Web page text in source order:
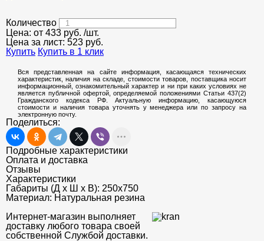
Количество
Цена: от 433 руб. /шт.
Цена за лист: 523 руб.
Купить Купить в 1 клик
Вся представленная на сайте информация, касающаяся технических
характеристик, наличия на складе, стоимости товаров, поставщика носит
информационный, ознакомительный характер и ни при каких условиях не
является публичной офертой, определяемой положениями Статьи 437(2)
Гражданского кодекса РФ. Актуальную информацию, касающуюся
стоимости и наличия товара уточнять у менеджера или по запросу на
электронную почту.
Поделиться:
Подробные характеристики
Оплата и доставка
Отзывы
Характеристики
Габариты (Д х Ш х В): 250х750
Материал: Натуральная резина
Интернет-магазин выполняет
доставку любого товара своей
собственной Службой доставки.